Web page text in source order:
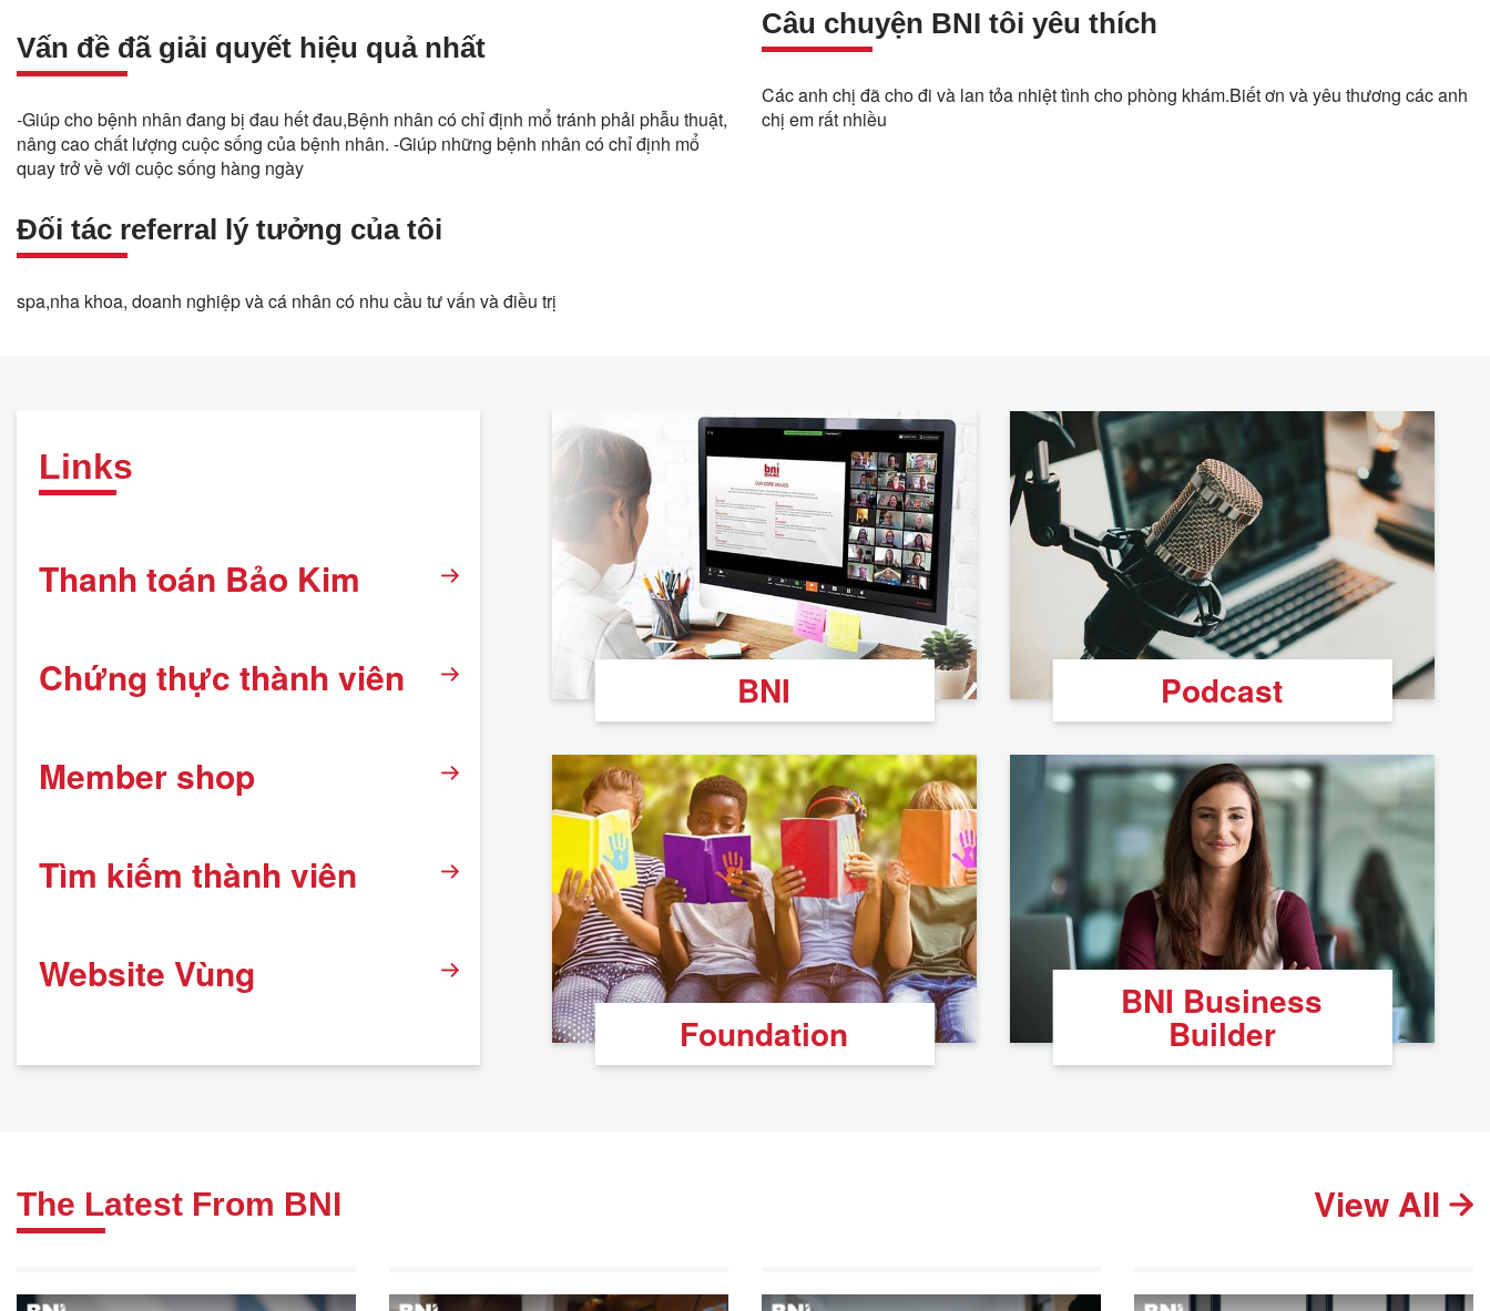
Vấn đề đã giải quyết hiệu quả nhất
-Giúp cho bệnh nhân đang bị đau hết đau,Bệnh nhân có chỉ định mổ tránh phải phẫu thuật,
nâng cao chất lượng cuộc sống của bệnh nhân. -Giúp những bệnh nhân có chỉ định mổ
quay trở về với cuộc sống hàng ngày
Đối tác referral lý tưởng của tôi
spa,nha khoa, doanh nghiệp và cá nhân có nhu cầu tư vấn và điều trị
Câu chuyện BNI tôi yêu thích
Các anh chị đã cho đi và lan tỏa nhiệt tình cho phòng khám.Biết ơn và yêu thương các anh
chị em rất nhiều
Links
Thanh toán Bảo Kim
Chứng thực thành viên
Member shop
Tìm kiếm thành viên
Website Vùng
BNI Podcast
Foundation
BNI Business
Builder
The Latest From BNI View All